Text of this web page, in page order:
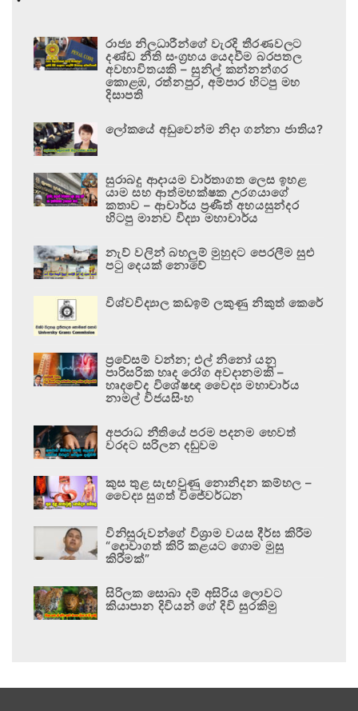
රාජ්‍ය නිලධාරීන්ගේ වැරදි තීරණවලට
දණ්ඩ නීති සංග්‍රහය යෙදවීම බරපතල
අවභාවිතයකි – සුනිල් කන්නන්ගර
කොළඹ, රත්නපුර, අම්පාර හිටපු මහ
දිසාපති
ලෝකයේ අඩුවෙන්ම නිදා ගන්නා ජාතිය?
සුරාබදු ආදායම වාර්තාගත ලෙස ඉහළ
යාම සහ ආත්මභක්ෂක උරගයාගේ
කතාව – ආචාර්ය ප්‍රණීත් අභයසුන්දර
හිටපු මානව විද්‍යා මහාචාර්ය
නැව් වලින් බහලුම් මුහුදට පෙරලීම සුළු
පටු දෙයක් නොවේ
විශ්වවිද්‍යාල කඩඉම් ලකුණු නිකුත් කෙරේ
ප්‍රවේසම් වන්න; එල් නිනෝ යනු
පාරිසරික හෘද රෝග අවදානමකි –
හෘදවේද විශේෂඥ වෛද්‍ය මහාචාර්ය
නාමල් විජයසිංහ
අපරාධ නීතියේ පරම පදනම හෙවත්
වරදට සරිලන දඬුවම
කුස තුළ සැඟවුණු නොනිදන කම්හල –
වෛද්‍ය සුගත් විජේවර්ධන
විනිසුරුවන්ගේ විශ්‍රාම වයස දීර්ඝ කිරීම
“දොවාගත් කිරි කළයට ගොම මුසු
කිරීමක්”
සිරිලක සොබා දම් අසිරිය ලොවට
කියාපාන දිවියන් ගේ දිවි සුරකිමු